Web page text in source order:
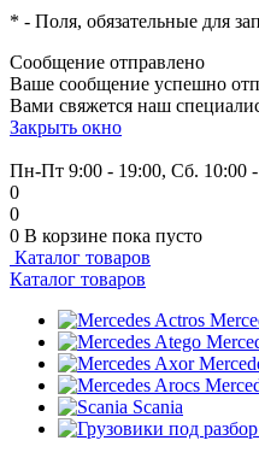
* - Поля, обязательные для
Сообщение отправлено
Ваше сообщение успешно
Вами свяжется наш
Закрыть окно
Пн-Пт 9:00 - 19:00, Сб. 10:00
0
0
0 В корзине пока пусто
Каталог товаров
Каталог товаров
Scania